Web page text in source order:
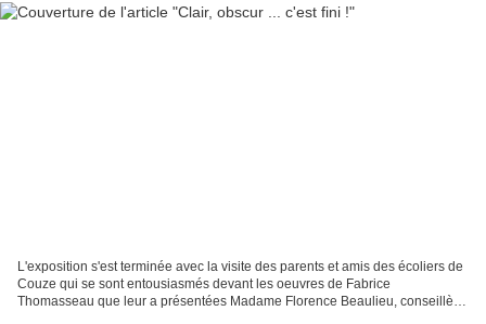
L'exposition s'est terminée avec la visite des parents et amis des écoliers de
Couze qui se sont entousiasmés devant les oeuvres de Fabrice
Thomasseau que leur a présentées Madame Florence Beaulieu, conseillère